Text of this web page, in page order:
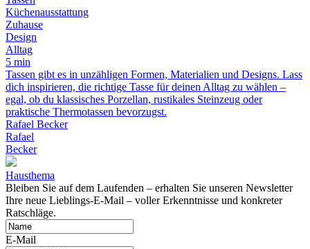
Küchenausstattung
Zuhause
Design
Alltag
5 min
Tassen gibt es in unzähligen Formen, Materialien und Designs. Lass
dich inspirieren, die richtige Tasse für deinen Alltag zu wählen –
egal, ob du klassisches Porzellan, rustikales Steinzeug oder
praktische Thermotassen bevorzugst.
Rafael Becker
Rafael
Becker
Hausthema
Bleiben Sie auf dem Laufenden – erhalten Sie unseren Newsletter
Ihre neue Lieblings-E-Mail – voller Erkenntnisse und konkreter
Ratschläge.
E-Mail